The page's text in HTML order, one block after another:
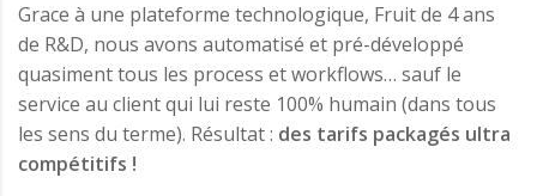
Grace à une plateforme technologique, Fruit de 4 ans
de R&D, nous avons automatisé et pré-développé
quasiment tous les process et workflows… sauf le
service au client qui lui reste 100% humain (dans tous
les sens du terme). Résultat : des tarifs packagés ultra
compétitifs !